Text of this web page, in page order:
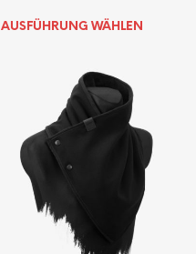
AUSFÜHRUNG WÄHLEN